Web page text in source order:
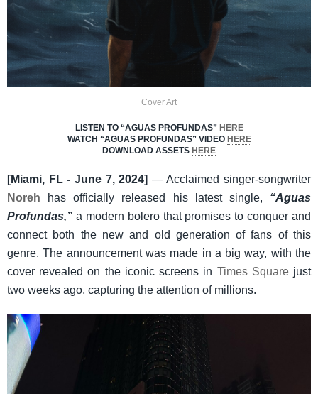
Cover Art
LISTEN TO “AGUAS PROFUNDAS” HERE
WATCH “AGUAS PROFUNDAS” VIDEO HERE
DOWNLOAD ASSETS HERE
[Miami, FL - June 7, 2024] — Acclaimed singer-songwriter
Noreh ​ has officially released his latest single, “Aguas
Profundas,” a modern bolero that promises to conquer and
connect both the new and old generation of fans of this
genre. The announcement was made in a big way, with the
cover revealed on the iconic screens in Times Squarejust
two weeks ago, capturing the attention of millions.